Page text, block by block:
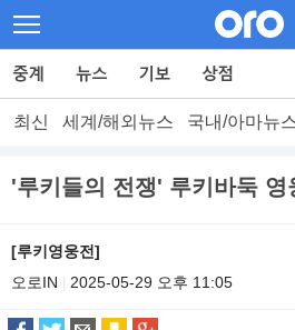
최신 세계/해외뉴스 국내/아마뉴
'루키들의 전쟁' 루키바둑 영
[루키영웅전]
오로IN
2025-05-29 오후 11:05